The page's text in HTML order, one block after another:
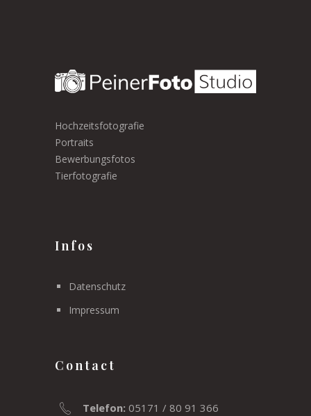
Hochzeitsfotografie
Portraits
Bewerbungsfotos
Tierfotografie
Infos
Datenschutz
Impressum
Contact
Telefon: 05171 / 80 91 366